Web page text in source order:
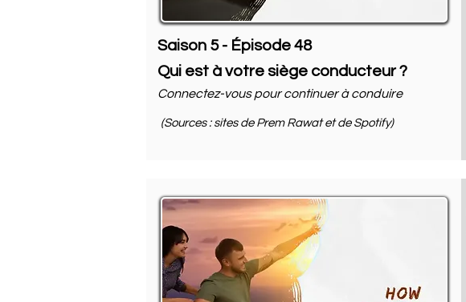
Saison 5 - Épisode 48
Qui est à votre siège conducteur ?
Connectez-vous pour continuer à conduire
(Sources : sites de Prem Rawat et de Spotify)